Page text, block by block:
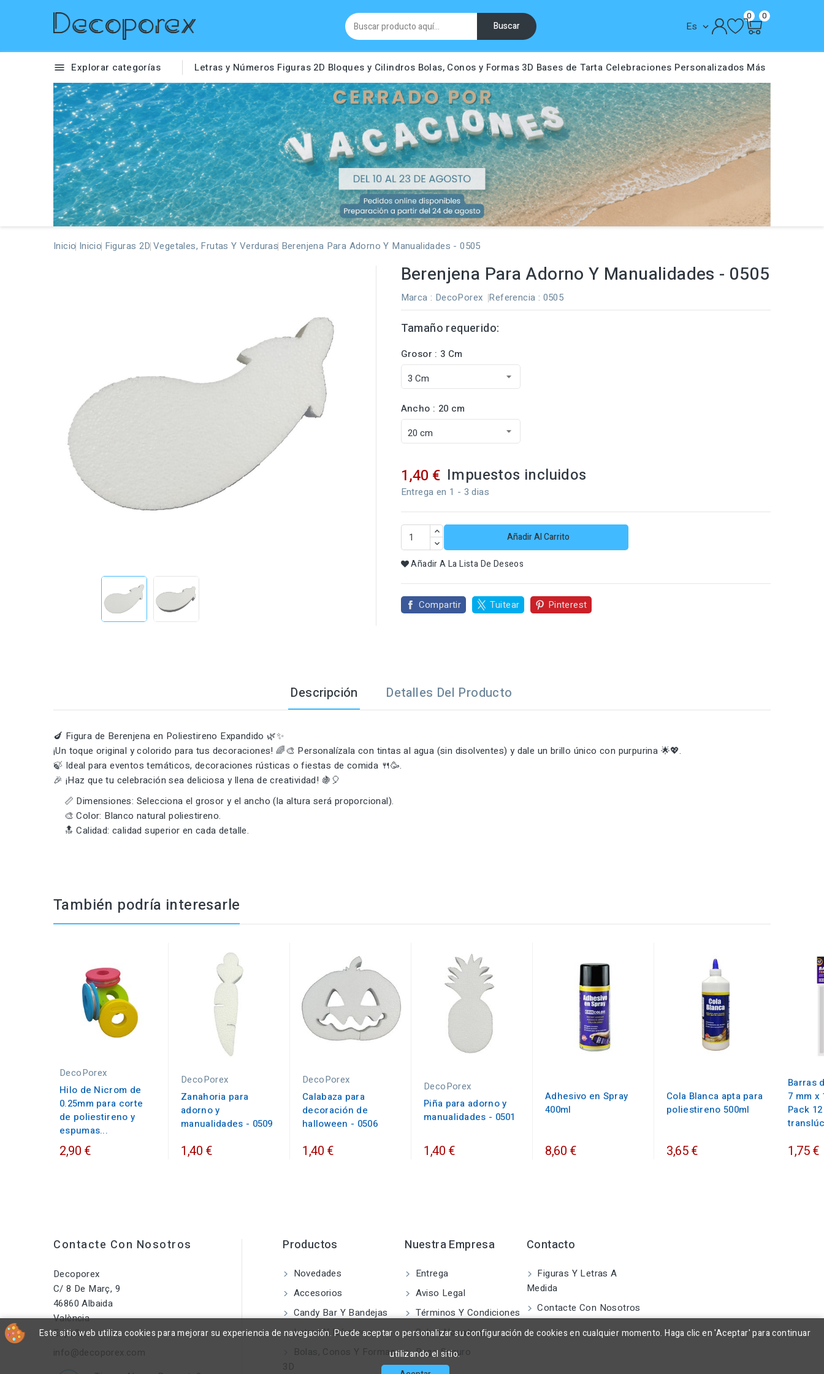
Buscar Es 
0 0
 Explorar categorías Letras y Números Figuras 2D Bloques y Cilindros Bolas, Conos y Formas 3D Bases de Tarta Celebraciones Personalizados Más
Inicio Inicio Figuras 2D Vegetales, Frutas Y Verduras Berenjena Para Adorno Y Manualidades - 0505
Berenjena Para Adorno Y Manualidades - 0505
Marca : DecoPorex Referencia : 0505
Tamaño requerido:
Grosor : 3 Cm
Ancho : 20 cm
1,40 € Impuestos incluidos
Entrega en 1 - 3 dias
Añadir Al Carrito
Añadir A La Lista De Deseos
Compartir Tuitear Pinterest
Descripción Detalles Del Producto
🍆 Figura de Berenjena en Poliestireno Expandido 🌿✨
¡Un toque original y colorido para tus decoraciones! 🌈🎨 Personalízala con tintas al agua (sin disolventes) y dale un brillo único con purpurina 🌟💖.
🍃 Ideal para eventos temáticos, decoraciones rústicas o fiestas de comida 🍴🥳.
🎉 ¡Haz que tu celebración sea deliciosa y llena de creatividad! 🍇🎈
📏 Dimensiones: Selecciona el grosor y el ancho (la altura será proporcional).
🎨 Color: Blanco natural poliestireno.
🔝 Calidad: calidad superior en cada detalle.
También podría interesarle
DecoPorex
Hilo de Nicrom de
0.25mm para corte
de poliestireno y
espumas...
2,90 €
DecoPorex
Zanahoria para
adorno y
manualidades - 0509
1,40 €
DecoPorex
Calabaza para
decoración de
halloween - 0506
1,40 €
DecoPorex
Piña para adorno y
manualidades - 0501
1,40 €
Adhesivo en Spray
400ml
8,60 €
Cola Blanca apta para
poliestireno 500ml
3,65 €
Barras
7 mm x
Pack
1,75 €
Contacte Con Nosotros
Decoporex
C/ 8 De Març, 9
46860 Albaida
València
España
info@decoporex.com
Productos
Novedades
Accesorios
Candy Bar Y Bandejas
Letras Y Números
Bolas, Conos Y Formas
3D
Nuestra Empresa
Entrega
Aviso Legal
Términos Y Condiciones
Sobre Nosotros
Pago Seguro
Contacto
Figuras Y Letras A
Medida
Contacte Con Nosotros
Este sitio web utiliza cookies para mejorar su experiencia de navegación. Puede aceptar o personalizar su configuración de cookies en cualquier momento. Haga clic en 'Aceptar' para continuar
utilizando el sitio.